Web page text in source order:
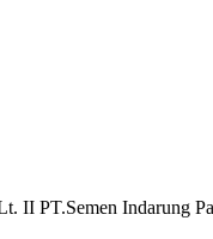
II PT.Semen Indarung